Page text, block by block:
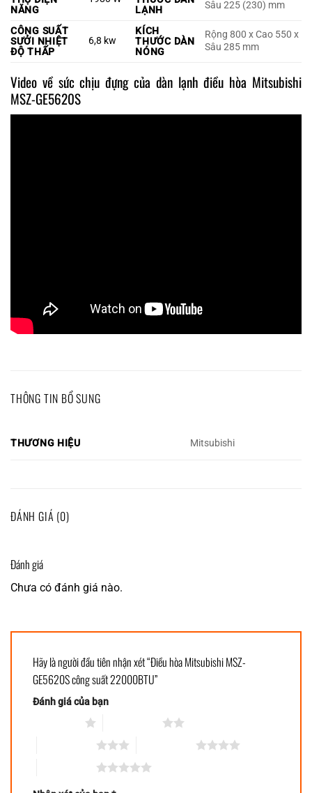
NĂNG
LẠNH
Sâu 225 (230) mm
CÔNG SUẤT
SƯỞI NHIỆT
ĐỘ THẤP
6,8 kw
KÍCH
THƯỚC DÀN
NÓNG
Rộng 800 x Cao 550 x
Sâu 285 mm
Video về sức chịu đựng của dàn lạnh điều hòa Mitsubishi
MSZ-GE5620S
THÔNG TIN BỔ SUNG
THƯƠNG HIỆU Mitsubishi
ĐÁNH GIÁ (0)
Đánh giá
Chưa có đánh giá nào.
Hãy là người đầu tiên nhận xét “Điều hòa Mitsubishi MSZ-
GE5620S công suất 22000BTU”
Đánh giá của bạn